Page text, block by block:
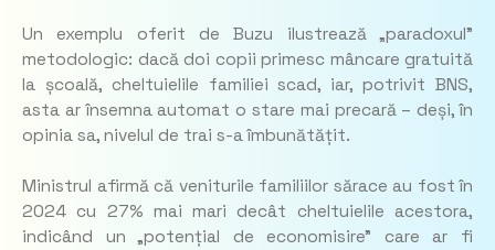
Un exemplu oferit de Buzu ilustrează „paradoxul”
metodologic: dacă doi copii primesc mâncare gratuită
la școală, cheltuielile familiei scad, iar, potrivit BNS,
asta ar însemna automat o stare mai precară – deși, în
opinia sa, nivelul de trai s-a îmbunătățit.
Ministrul afirmă că veniturile familiilor sărace au fost în
2024 cu 27% mai mari decât cheltuielile acestora,
indicând un „potențial de economisire” care ar fi